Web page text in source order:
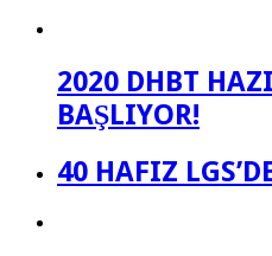
2020 DHBT
BAŞLIYOR!
40 HAFIZ